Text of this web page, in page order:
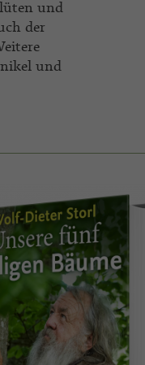
und
der
und